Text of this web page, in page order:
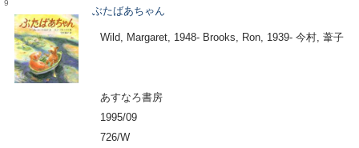
9
ぶたばあちゃん
Wild, Margaret, 1948- Brooks, Ron, 1939- 今村, 葦子
あすなろ書房
1995/09
726/W